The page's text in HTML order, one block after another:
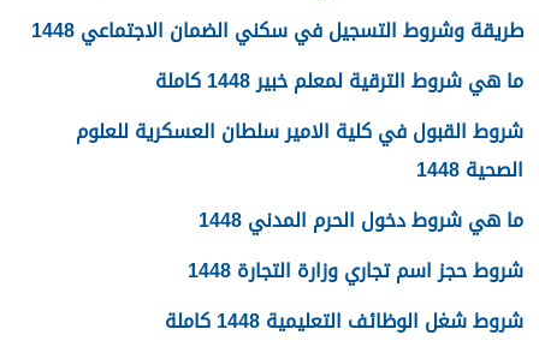
طريقة وشروط التسجيل في سكني الضمان الاجتماعي 1448
ما هي شروط الترقية لمعلم خبير 1448 كاملة
شروط القبول في كلية الامير سلطان العسكرية للعلوم
الصحية 1448
ما هي شروط دخول الحرم المدني 1448
شروط حجز اسم تجاري وزارة التجارة 1448
شروط شغل الوظائف التعليمية 1448 كاملة